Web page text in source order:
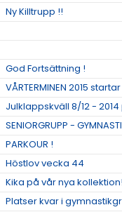
Ny Killtrupp !!
God Fortsättning !
VÅRTERMINEN 2015
Julklappskväll 8/12 -
SENIORGRUPP -
PARKOUR !
Höstlov vecka 44
Kika på vår nya kollektion!
Platser kvar i